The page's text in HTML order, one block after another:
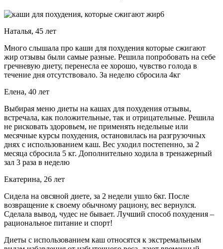
Наталья, 45 лет
Много слышала про каши для похудения которые сжигают
жир отзывы были самые разные. Решила попробовать на себе
гречневую диету, перенесла ее хорошо, чувство голода в
течение дня отсутствовало. За неделю сбросила 4кг
Елена, 40 лет
Выбирая меню диеты на кашах для похудения отзывы,
встречала, как положительные, так и отрицательные. Решила
не рисковать здоровьем, не применять недельные или
месячные курсы похудения, остановилась на разгрузочных
днях с использованием каш. Вес уходил постепенно, за 2
месяца сбросила 5 кг. Дополнительно ходила в тренажерный
зал 3 раза в неделю
Екатерина, 26 лет
Сидела на овсяной диете, за 2 недели ушло 6кг. После
возвращение к своему обычному рациону, вес вернулся.
Сделала вывод, чудес не бывает. Лучший способ похудения –
рациональное питание и спорт!
Диеты с использованием каш относятся к экстремальным